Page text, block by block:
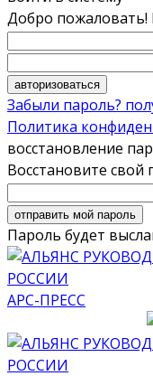
Добро пожаловать!
Забыли пароль?
Политика
восстановление
Восстановите свой
Пароль будет
АРС-ПРЕСС